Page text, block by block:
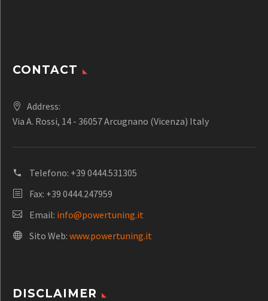
CONTACT
Address:
Via A. Rossi, 14 - 36057 Arcugnano (Vicenza) Italy
Telefono: +39 0444.531305
Fax: +39 0444.247959
Email: info@powertuning.it
Sito Web: www.powertuning.it
DISCLAIMER